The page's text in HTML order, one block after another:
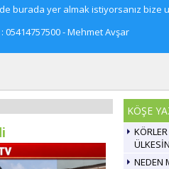
burada yer almak istiyorsanız bize
05414757500 - Mehmet Avşar
KÖŞE
NEDEN